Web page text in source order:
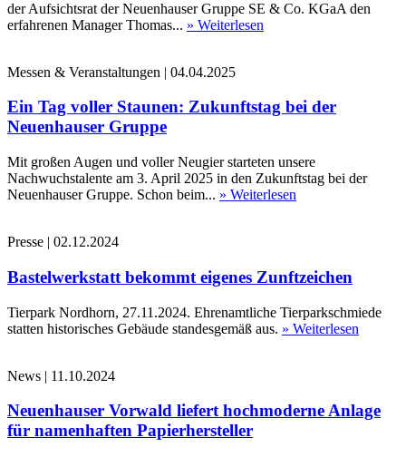
der Aufsichtsrat der Neuenhauser Gruppe SE & Co. KGaA den
erfahrenen Manager Thomas... » Weiterlesen
Messen & Veranstaltungen | 04.04.2025
Ein Tag voller Staunen: Zukunftstag bei der
Neuenhauser Gruppe
Mit großen Augen und voller Neugier starteten unsere
Nachwuchstalente am 3. April 2025 in den Zukunftstag bei der
Neuenhauser Gruppe. Schon beim... » Weiterlesen
Presse | 02.12.2024
Bastelwerkstatt bekommt eigenes Zunftzeichen
Tierpark Nordhorn, 27.11.2024. Ehrenamtliche Tierparkschmiede
statten historisches Gebäude standesgemäß aus. » Weiterlesen
News | 11.10.2024
Neuenhauser Vorwald liefert hochmoderne Anlage
für namenhaften Papierhersteller